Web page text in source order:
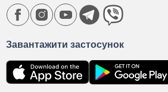
Завантажити застосунок